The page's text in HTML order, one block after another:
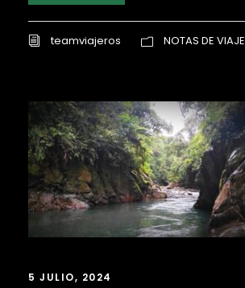
teamviajeros NOTAS DE VIAJE
5 JULIO, 2024